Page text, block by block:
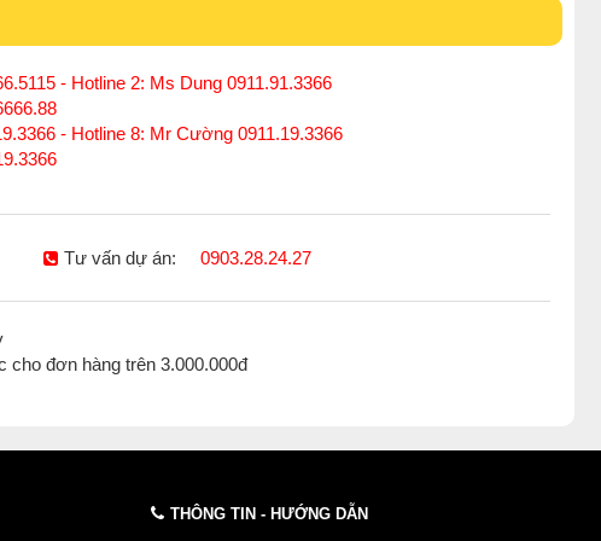
và có độ bền, an toàn trong thi công cũng như sử dụng. Một
nhà xưởng, khu công nghiệp, kho, bãi, ..... Sản phẩm ra đời để
với thiết kế bền bỉ, chịu được các tác động từ bên ngoài như
sáng mà đèn phát ra có cường độ lớn, chiếu sáng được khoảng
đó chính là chiếu sáng an toàn - chiếu sáng đường phố. Việc
sáng chất lượng, sáng rõ sẽ cung cấp đầy đủ ánh sáng
mù, nhiều điểm mù.
an toàn khi tham gia giao thông, một điểm cộng cực lớn của
độ rọi bao quát rộng và đủ độ sáng cần thiết cho mỗi loại sân
- Hotline 2: Ms Dung 0911.91.3366
- Hotline 8: Mr Cường 0911.19.3366
Tư vấn dự án: 0903.28.24.27
cho đơn hàng trên 3.000.000đ
THÔNG TIN - HƯỚNG DẪN